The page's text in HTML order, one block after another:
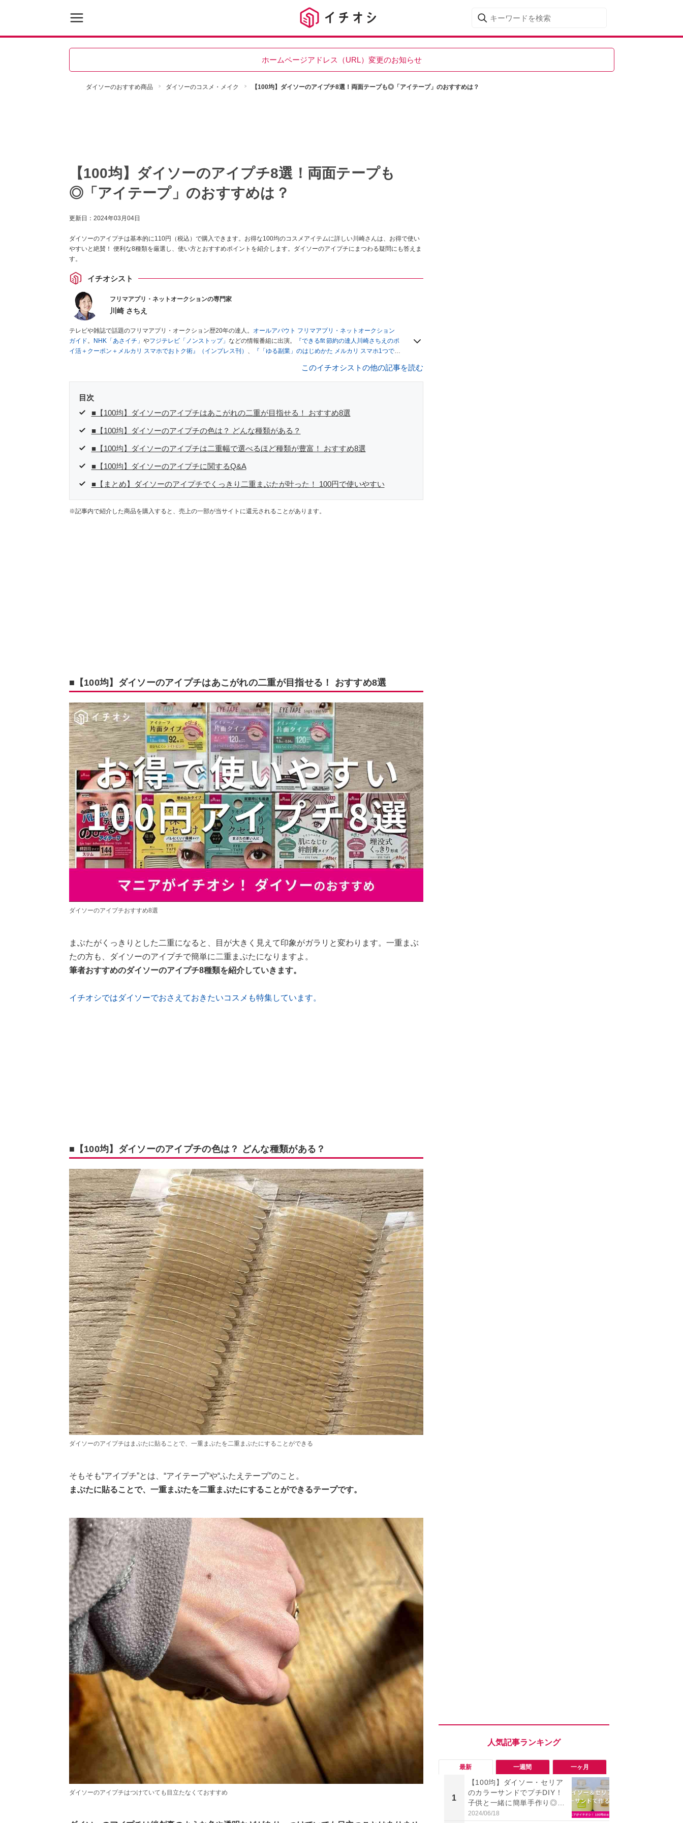
ホームページアドレス（URL）変更のお知らせ
ダイソーのおすすめ商品 ダイソーのコスメ・メイク 【100均】ダイソーのアイプチ8選！両面テープも◎「アイテープ」のおすすめは？
【100均】ダイソーのアイプチ8選！両面テープも
◎「アイテープ」のおすすめは？
更新日： 2024年03月04日
ダイソーのアイプチは基本的に110円（税込）で購入できます。お得な100均のコスメアイテムに詳しい川崎さんは、お得で使い
やすいと絶賛！ 便利な8種類を厳選し、使い方とおすすめポイントを紹介します。ダイソーのアイプチにまつわる疑問にも答えま
す。
イチオシスト
フリマアプリ・ネットオークションの専門家
川崎 さちえ
テレビや雑誌で話題のフリマアプリ・オークション歴20年の達人。
オールアバウト フリマアプリ・ネットオークション
ガイド。 NHK「あさイチ」 やフジテレビ「ノンストップ」 などの情報番組に出演。
『できるfit 節約の達人川崎さちえのポ
イ活＋クーポン＋メルカリ スマホでおトク術』（インプレス刊） 、
『「ゆる副業」のはじめかた メルカリ スマホ1つでス
■経歴：2003年、夫が子育てをするために、突然会社を辞める。翌月からの給料が０円になり、家にいながら、しかも空
いた時間でできるオークションに目をつける。しかし、取引の仕方がわからずに、まずは落札者として参加。その後、出
を生活の一部に取り入れるべく、「ネットオークションやフリマアプリは生活のインフラになる」という考えを持つ。ま
た消費税増税の社会においては、ネットオークションやフリマアプリが家計の救世主になりえると考え、業者とは違う視
このイチオシストの他の記事を読む
目次
■【100均】ダイソーのアイプチはあこがれの二重が目指せる！ おすすめ8選
■【100均】ダイソーのアイプチの色は？ どんな種類がある？
■【100均】ダイソーのアイプチは二重幅で選べるほど種類が豊富！ おすすめ8選
■【100均】ダイソーのアイプチに関するQ&A
■【まとめ】ダイソーのアイプチでくっきり二重まぶたが叶った！ 100円で使いやすい
※記事内で紹介した商品を購入すると、売上の一部が当サイトに還元されることがあります。
■【100均】ダイソーのアイプチはあこがれの二重が目指せる！ おすすめ8選
ダイソーのアイプチおすすめ8選
まぶたがくっきりとした二重になると、目が大きく見えて印象がガラリと変わります。一重まぶ
たの方も、ダイソーのアイプチで簡単に二重まぶたになりますよ。
筆者おすすめのダイソーのアイプチ8種類を紹介していきます。
イチオシではダイソーでおさえておきたいコスメも特集しています。
■【100均】ダイソーのアイプチの色は？ どんな種類がある？
ダイソーのアイプチはまぶたに貼ることで、一重まぶたを二重まぶたにすることができる
そもそも“アイプチ”とは、“アイテープ”や“ふたえテープ”のこと。
まぶたに貼ることで、一重まぶたを二重まぶたにすることができるテープです。
ダイソーのアイプチはつけていても目立たなくておすすめ
最新 一週間 一ヶ月
1
【100均】ダイソー・セリア
のカラーサンドでプチDIY！
子供と一緒に簡単手作り◎20
25年商品情報
2024/06/18